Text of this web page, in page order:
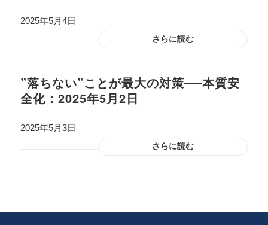
2025年5月4日
さらに読む
”落ちない”ことが最大の対策──本質安
全化：2025年5月2日
2025年5月3日
さらに読む